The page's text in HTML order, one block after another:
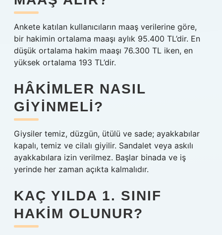
Ankete katılan kullanıcıların maaş verilerine göre,
bir hakimin ortalama maaşı aylık 95.400 TL’dir. En
düşük ortalama hakim maaşı 76.300 TL iken, en
yüksek ortalama 193 TL’dir.
HÂKIMLER NASIL
GIYINMELI?
Giysiler temiz, düzgün, ütülü ve sade; ayakkabılar
kapalı, temiz ve cilalı giyilir. Sandalet veya askılı
ayakkabılara izin verilmez. Başlar binada ve iş
yerinde her zaman açıkta kalmalıdır.
KAÇ YILDA 1. SINIF
HAKIM OLUNUR?